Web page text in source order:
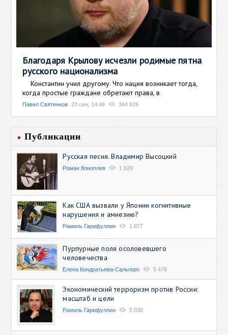
Благодаря Крылову исчезли родимые пятна
русского национализма
Константин учил другому. Что нация возникает тогда,
когда простые граждане обретают права, в
Павел Святенков 23 сен, 14:48 344 926
Публикации
Русская песня. Владимир Высоцкий
Роман Коноплев 1 629
Как США вызвали у Японии когнитивные
нарушения и амнезию?
Рамиль Гарифуллин 1 877
Пурпурные поля осоловевшего
человечества
Елена Кондратьева-Сальгеро 5 478
Экономический терроризм против России:
масштаб и цели
Рамиль Гарифуллин 5 038